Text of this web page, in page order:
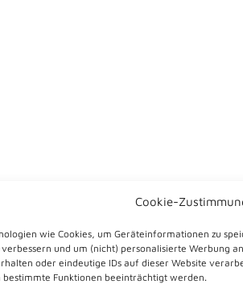
Cookie-
wie Cookies, um Geräteinformationen zu
und um (nicht) personalisierte Werbung
oder eindeutige IDs auf dieser Website
bestimmte Funktionen beeinträchtigt werden.